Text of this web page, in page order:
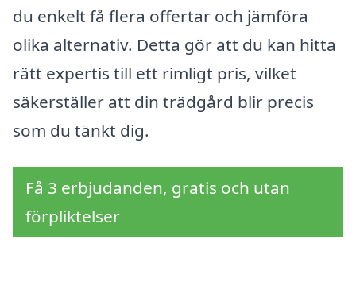
du enkelt få flera offertar och jämföra
olika alternativ. Detta gör att du kan hitta
rätt expertis till ett rimligt pris, vilket
säkerställer att din trädgård blir precis
som du tänkt dig.
Få 3 erbjudanden, gratis och utan
förpliktelser